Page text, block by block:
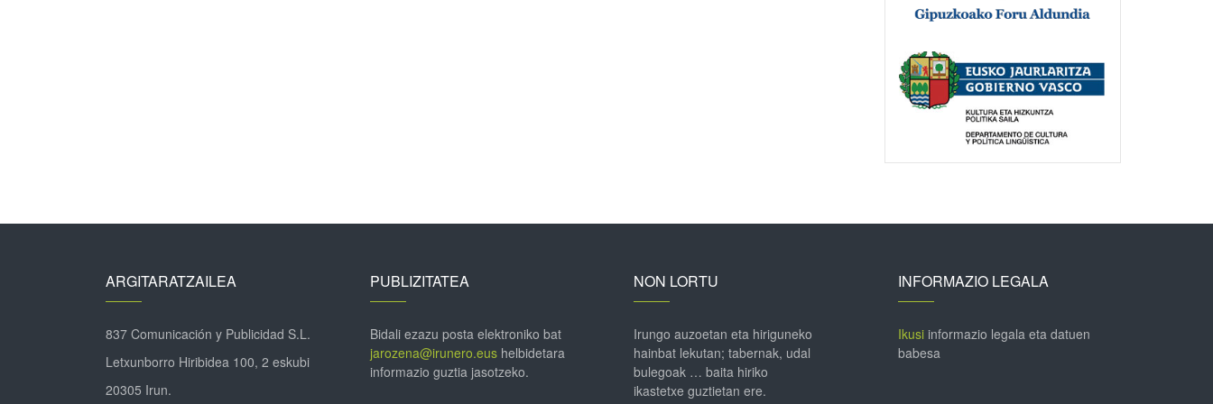
ARGITARATZAILEA
837 Comunicación y Publicidad S.L.
Letxunborro Hiribidea 100, 2 eskubi
20305 Irun.
PUBLIZITATEA
Bidali ezazu posta elektroniko bat
jarozena@irunero.eushelbidetara
informazio guztia jasotzeko.
NON LORTU
Irungo auzoetan eta hiriguneko
hainbat lekutan; tabernak, udal
bulegoak … baita hiriko
ikastetxe guztietan ere.
INFORMAZIO LEGALA
Ikusiinformazio legala eta datuen
babesa